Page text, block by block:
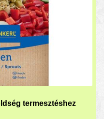
termesztéshez